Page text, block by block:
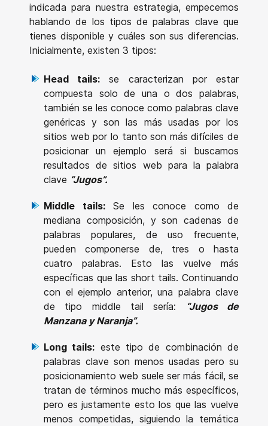
indicada para nuestra estrategia, empecemos
hablando de los tipos de palabras clave que
tienes disponible y cuáles son sus diferencias.
Inicialmente, existen 3 tipos:
Head tails: se caracterizan por estar
compuesta solo de una o dos palabras,
también se les conoce como palabras clave
genéricas y son las más usadas por los
sitios web por lo tanto son más difíciles de
posicionar un ejemplo será si buscamos
resultados de sitios web para la palabra
clave “Jugos”.
Middle tails:Se les conoce como de
mediana composición, y son cadenas de
palabras populares, de uso frecuente,
pueden componerse de, tres o hasta
cuatro palabras. Esto las vuelve más
específicas que las short tails. Continuando
con el ejemplo anterior, una palabra clave
de tipo middle tail sería:
“Jugos de
Manzana y Naranja”.
Long tails: este tipo de combinación de
palabras clave son menos usadas pero su
posicionamiento web suele ser más fácil, se
tratan de términos mucho más específicos,
pero es justamente esto los que las vuelve
menos competidas, siguiendo la temática